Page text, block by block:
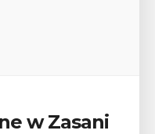
w Zasani